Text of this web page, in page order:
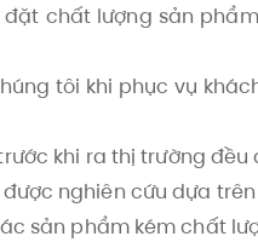
đặt chất lượng sản
tôi khi phục vụ
khi ra thị trường
nghiên cứu dựa
sản phẩm kém chất